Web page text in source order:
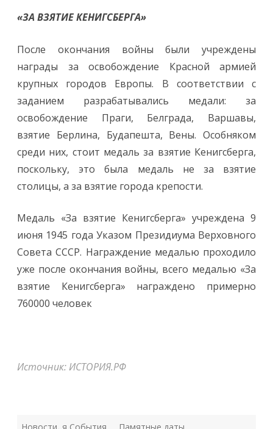
«ЗА ВЗЯТИЕ КЕНИГСБЕРГА»
После окончания войны были учреждены
награды за освобождение Красной армией
крупных городов Европы. В соответствии с
заданием разрабатывались медали: за
освобождение Праги, Белграда, Варшавы,
взятие Берлина, Будапешта, Вены. Особняком
среди них, стоит медаль за взятие Кенигсберга,
поскольку, это была медаль не за взятие
столицы, а за взятие города крепости.
Медаль «За взятие Кенигсберга» учреждена 9
июня 1945 года Указом Президиума Верховного
Совета СССР. Награждение медалью проходило
уже после окончания войны, всего медалью «За
взятие Кенигсберга» награждено примерно
760000 человек
Источник: ИСТОРИЯ.РФ